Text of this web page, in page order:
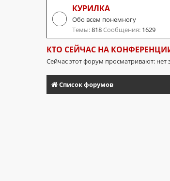
КУРИЛКА
Обо всем понемногу
Темы:818 Сообщения: 1629
КТО СЕЙЧАС НА
Сейчас этот форум просматривают: нет
Список форумов